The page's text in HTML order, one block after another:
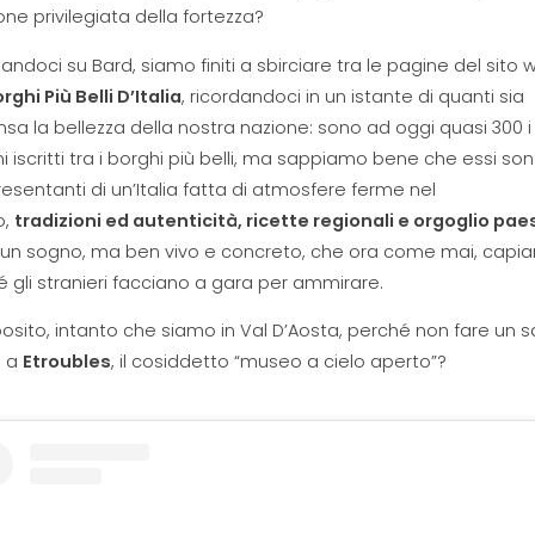
privilegiata della fortezza?
su Bard, siamo finiti a sbirciare tra le pagine del sito
Più Belli D’Italia, ricordandoci in un istante di quanti sia
la bellezza della nostra nazione: sono ad oggi quasi 300 i
iscritti tra i borghi più belli, ma sappiamo bene che essi
di un’Italia fatta di atmosfere ferme nel
tradizioni ed autenticità, ricette regionali e orgoglio
sogno, ma ben vivo e concreto, che ora come mai,
gli stranieri facciano a gara per ammirare.
intanto che siamo in Val D’Aosta, perché non fare un
a Etroubles, il cosiddetto “museo a cielo aperto”?